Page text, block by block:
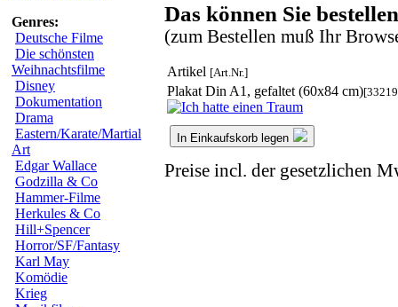
Genres:
Deutsche Filme
Die schönsten
Weihnachtsfilme
Disney
Dokumentation
Drama
Eastern/Karate/Martial
Art
Edgar Wallace
Godzilla & Co
Hammer-Filme
Herkules & Co
Hill+Spencer
Horror/SF/Fantasy
Karl May
Komödie
Krieg
Das können Sie
(zum Bestellen muß Ihr
Artikel [Art.Nr.]
Plakat Din A1, gefaltet (60x84 cm)
In Einkaufskorb legen
Preise incl. der gesetzlichen